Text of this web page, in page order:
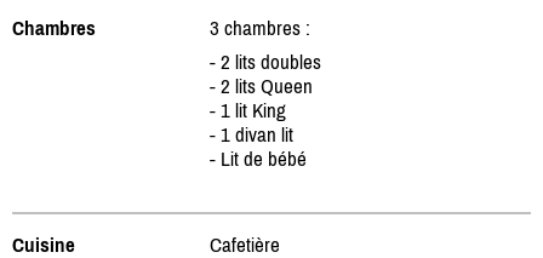
Chambres
3 chambres :
- 2 lits doubles
- 2 lits Queen
- 1 lit King
- 1 divan lit
- Lit de bébé
Cuisine
Cafetière